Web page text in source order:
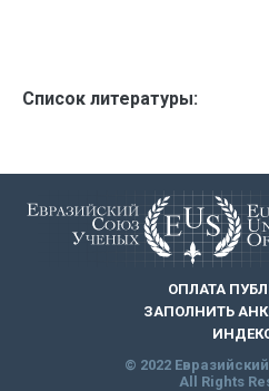
Список литературы:
ОПЛАТА
ЗАПОЛНИТЬ
© 2022
All Rights